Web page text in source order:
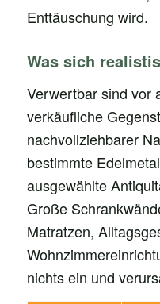
Enttäuschung wird.
Was sich
Verwertbar sind vor
verkäufliche
nachvollziehbarer
bestimmte
ausgewählte
Große
Matratzen,
nichts ein und